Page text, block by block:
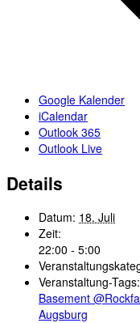
Google Kalender
iCalendar
Outlook 365
Outlook Live
Details
Datum: 18. Juli
Zeit:
22:00 - 5:00
Veranstaltung-Tags:
Basement
Augsburg